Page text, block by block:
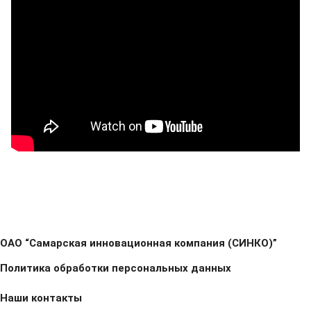
ОАО “Самарская инновационная компания (СИНКО)”
Политика обработки персональных данных
Наши контакты